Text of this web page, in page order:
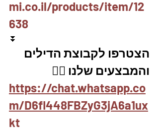
mi.co.il/products/item/12
638
⏬
הצטרפו לקבוצת הדילים
והמבצעים שלנו 👇🏽
https://chat.whatsapp.co
m/D6fl448FBZyG3jA6a1ux
kt